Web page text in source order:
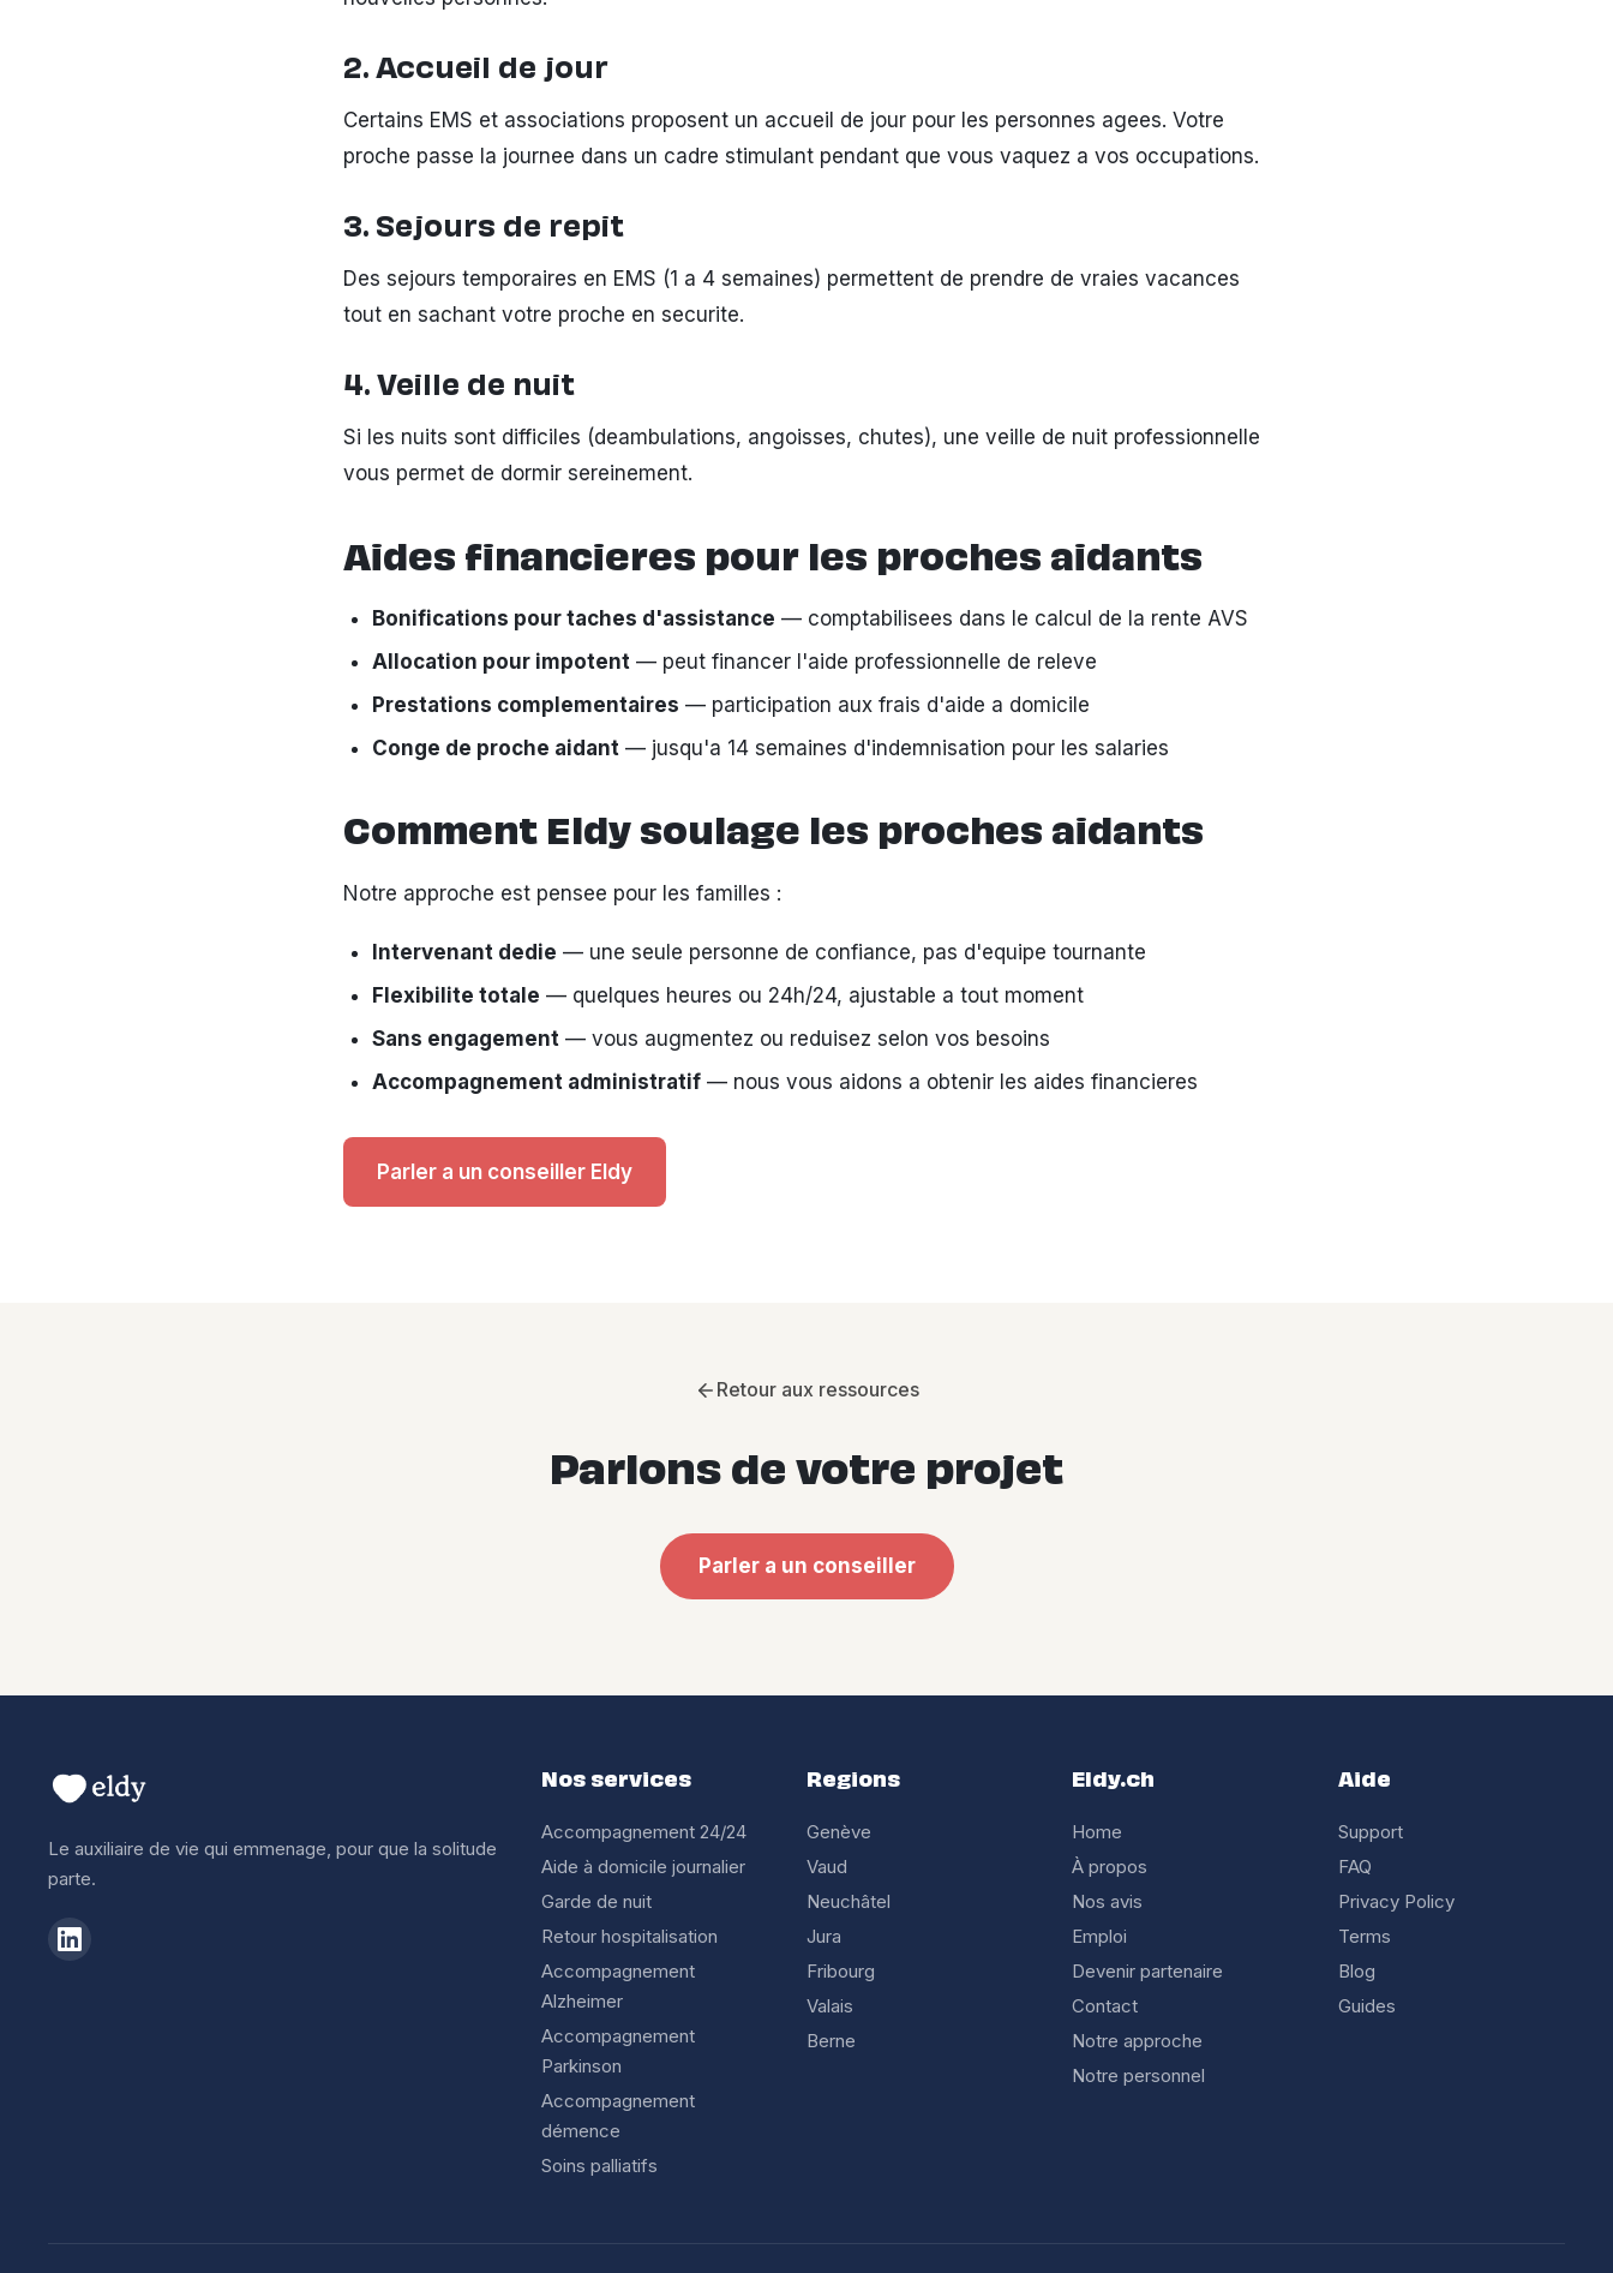
2. Accueil de jour
Certains EMS et associations proposent un accueil de jour pour les personnes agees. Votre
proche passe la journee dans un cadre stimulant pendant que vous vaquez a vos occupations.
3. Sejours de repit
Des sejours temporaires en EMS (1 a 4 semaines) permettent de prendre de vraies vacances
tout en sachant votre proche en securite.
4. Veille de nuit
Si les nuits sont difficiles (deambulations, angoisses, chutes), une veille de nuit professionnelle
vous permet de dormir sereinement.
Aides financieres pour les proches aidants
Bonifications pour taches d'assistance — comptabilisees dans le calcul de la rente AVS
Allocation pour impotent — peut financer l'aide professionnelle de releve
Prestations complementaires — participation aux frais d'aide a domicile
Conge de proche aidant — jusqu'a 14 semaines d'indemnisation pour les salaries
Comment Eldy soulage les proches aidants
Notre approche est pensee pour les familles :
Intervenant dedie — une seule personne de confiance, pas d'equipe tournante
Flexibilite totale — quelques heures ou 24h/24, ajustable a tout moment
Sans engagement — vous augmentez ou reduisez selon vos besoins
Accompagnement administratif — nous vous aidons a obtenir les aides financieres
Parler a un conseiller Eldy
Retour aux ressources
Parlons de votre projet
Parler a un conseiller
Le auxiliaire de vie qui emmenage, pour que la solitude
parte.
Nos services
Accompagnement 24/24
Aide à domicile journalier
Garde de nuit
Retour hospitalisation
Accompagnement
Alzheimer
Accompagnement
Parkinson
Accompagnement
démence
Soins palliatifs
Regions
Genève
Vaud
Neuchâtel
Jura
Fribourg
Valais
Berne
Eldy.ch
Home
À propos
Nos avis
Emploi
Devenir partenaire
Contact
Notre approche
Notre personnel
Aide
Support
FAQ
Privacy Policy
Terms
Blog
Guides